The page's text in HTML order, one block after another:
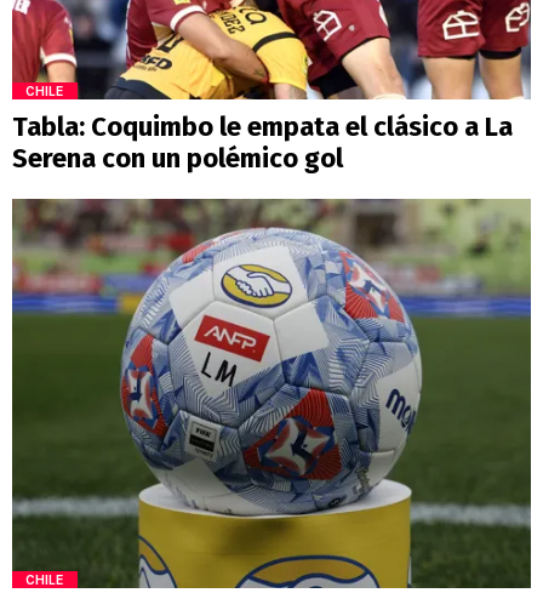
CHILE
Tabla: Coquimbo le empata el clásico a La
Serena con un polémico gol
CHILE